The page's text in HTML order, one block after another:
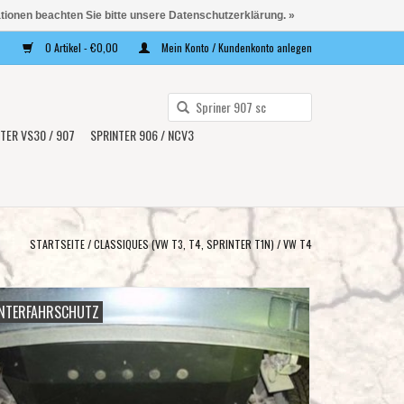
0 Artikel - €0,00 Mein Konto / Kundenkonto anlegen
verfügbare
die
VS30 / 907
SPRINTER 906 / NCV3
STARTSEITE/CLASSIQUES (VW T3, T4, SPRINTER T1N) /VW T4
beachten Sie bitte unsere Datenschutzerklärung. »